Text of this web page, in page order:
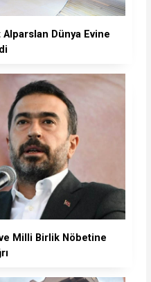
Dünya Evine
Milli Birlik Nöbetine